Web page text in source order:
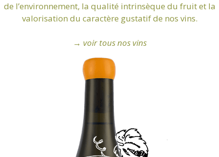
de l’environnement, la qualité intrinsèque du fruit et la
valorisation du caractère gustatif de nos vins.
→ voir tous nos vins